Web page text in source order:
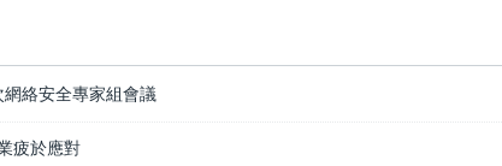
網絡安全專家組會議
疲於應對